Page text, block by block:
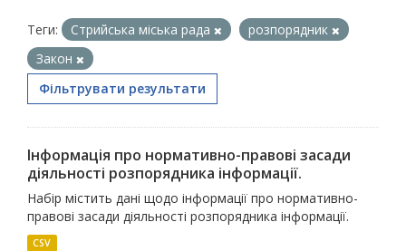
Теги: Стрийська міська рада
розпорядник
Закон
Фільтрувати результати
Інформація про нормативно-правові засади
діяльності розпорядника інформації.
Набір містить дані щодо інформації про нормативно-
правові засади діяльності розпорядника інформації.
CSV